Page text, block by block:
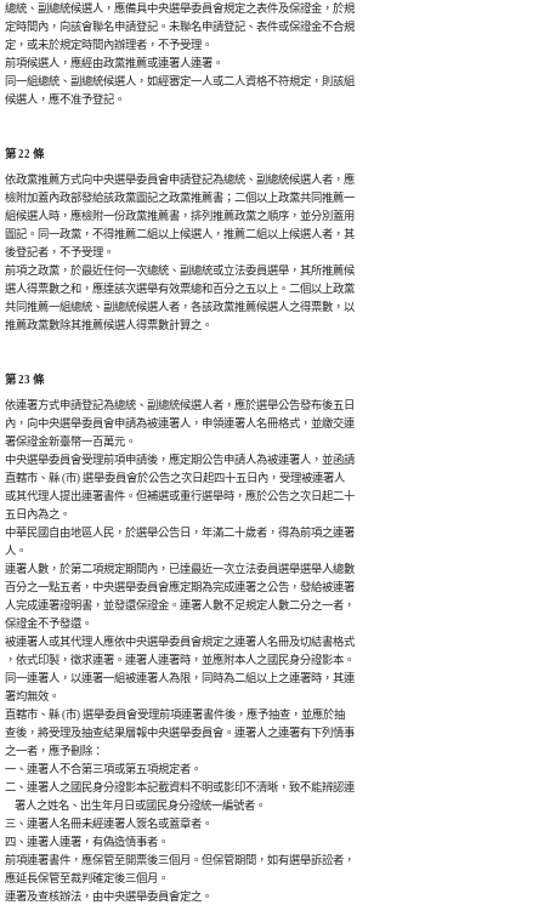
總統、副總統候選人，應備具中央選舉委員會規定之表件及保證金，於規
定時間內，向該會聯名申請登記。未聯名申請登記、表件或保證金不合規
定，或未於規定時間內辦理者，不予受理。
前項候選人，應經由政黨推薦或連署人連署。
同一組總統、副總統候選人，如經審定一人或二人資格不符規定，則該組
候選人，應不准予登記。
第 22 條
依政黨推薦方式向中央選舉委員會申請登記為總統、副總統候選人者，應
檢附加蓋內政部發給該政黨圖記之政黨推薦書；二個以上政黨共同推薦一
組候選人時，應檢附一份政黨推薦書，排列推薦政黨之順序，並分別蓋用
圖記。同一政黨，不得推薦二組以上候選人，推薦二組以上候選人者，其
後登記者，不予受理。
前項之政黨，於最近任何一次總統、副總統或立法委員選舉，其所推薦候
選人得票數之和，應達該次選舉有效票總和百分之五以上。二個以上政黨
共同推薦一組總統、副總統候選人者，各該政黨推薦候選人之得票數，以
推薦政黨數除其推薦候選人得票數計算之。
第 23 條
依連署方式申請登記為總統、副總統候選人者，應於選舉公告發布後五日
內，向中央選舉委員會申請為被連署人，申領連署人名冊格式，並繳交連
署保證金新臺幣一百萬元。
中央選舉委員會受理前項申請後，應定期公告申請人為被連署人，並函請
直轄市、縣 (市) 選舉委員會於公告之次日起四十五日內，受理被連署人
或其代理人提出連署書件。但補選或重行選舉時，應於公告之次日起二十
五日內為之。
中華民國自由地區人民，於選舉公告日，年滿二十歲者，得為前項之連署
人。
連署人數，於第二項規定期間內，已達最近一次立法委員選舉選舉人總數
百分之一點五者，中央選舉委員會應定期為完成連署之公告，發給被連署
人完成連署證明書，並發還保證金。連署人數不足規定人數二分之一者，
保證金不予發還。
被連署人或其代理人應依中央選舉委員會規定之連署人名冊及切結書格式
，依式印製，徵求連署。連署人連署時，並應附本人之國民身分證影本。
同一連署人，以連署一組被連署人為限，同時為二組以上之連署時，其連
署均無效。
直轄市、縣 (市) 選舉委員會受理前項連署書件後，應予抽查，並應於抽
查後，將受理及抽查結果層報中央選舉委員會。連署人之連署有下列情事
之一者，應予刪除：
一、連署人不合第三項或第五項規定者。
二、連署人之國民身分證影本記載資料不明或影印不清晰，致不能辨認連
    署人之姓名、出生年月日或國民身分證統一編號者。
三、連署人名冊未經連署人簽名或蓋章者。
四、連署人連署，有偽造情事者。
前項連署書件，應保管至開票後三個月。但保管期間，如有選舉訴訟者，
應延長保管至裁判確定後三個月。
連署及查核辦法，由中央選舉委員會定之。